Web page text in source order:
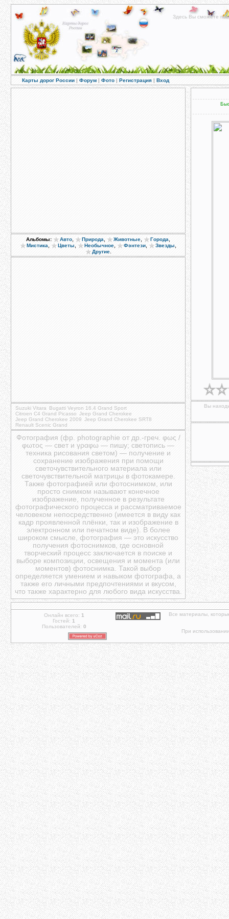
Здесь Вы сможете
Карты дорог России | Форум | Фото | Регистрация | Вход
Альбомы: Авто Природа Животные Города
Мистика Цветы Необычное Фэнтези Звезды
Другие.
Suzuki Vitara
Bugatti Veyron 16.4 Grand Sport
Citroen C4 Grand Picasso Jeep Grand Cherokee
Jeep Grand Cherokee 2009 Jeep Grand Cherokee SRT8
Renault Scenic Grand
Фотография (фр. photographie от др.-греч. φως /
φωτος — свет и γραφω — пишу; светопись —
техника рисования светом) — получение и
сохранение изображения при помощи
светочувствительного материала или
светочувствительной матрицы в фотокамере.
Также фотографией или фотоснимком, или
просто снимком называют конечное
изображение, полученное в результате
фотографического процесса и рассматриваемое
человеком непосредственно (имеется в виду как
кадр проявленной плёнки, так и изображение в
электронном или печатном виде). В более
широком смысле, фотография — это искусство
получения фотоснимков, где основной
творческий процесс заключается в поиске и
выборе композиции, освещения и момента (или
моментов) фотоснимка. Такой выбор
определяется умением и навыком фотографа, а
также его личными предпочтениями и вкусом,
что также характерно для любого вида искусства.
Вы
Онлайн всего: 1
Гостей: 1
Пользователей: 0
Все материалы,
При